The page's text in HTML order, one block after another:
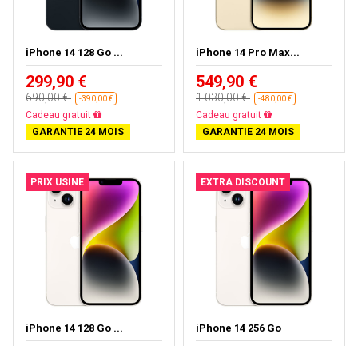
iPhone 14 128 Go ...
299,90 €
690,00 € -390,00 €
Cadeau gratuit
GARANTIE 24 MOIS
iPhone 14 Pro Max...
549,90 €
1 030,00 € -480,00 €
Cadeau gratuit
GARANTIE 24 MOIS
PRIX USINE
iPhone 14 128 Go ...
EXTRA DISCOUNT
iPhone 14 256 Go